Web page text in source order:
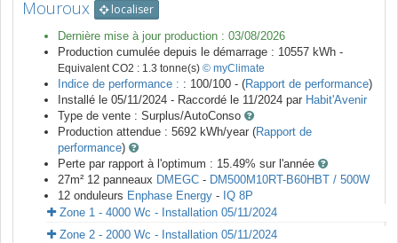
Mouroux
localiser
Dernière mise à jour production : 03/08/2026
Production cumulée depuis le démarrage : 10557 kWh -
Equivalent CO2 : 1.3 tonne(s) © myClimate
Indice de performance : : 100/100 - (Rapport de performance)
Installé le 05/11/2024 - Raccordé le 11/2024 par Habit'Avenir
Type de vente : Surplus/AutoConso
Production attendue : 5692 kWh/year (Rapport de
performance)
Perte par rapport à l'optimum : 15.49% sur l'année
27m² 12 panneaux DMEGC - DM500M10RT-B60HBT / 500W
12 onduleurs Enphase Energy - IQ 8P
Zone 1 - 4000 Wc - Installation 05/11/2024
Zone 2 - 2000 Wc - Installation 05/11/2024